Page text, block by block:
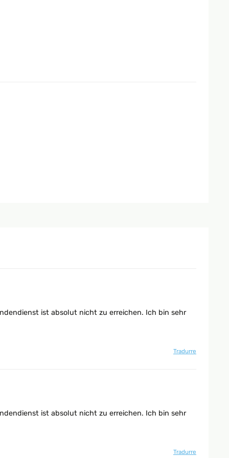
ist absolut nicht zu erreichen. Ich bin sehr
Tradurre
ist absolut nicht zu erreichen. Ich bin sehr
Tradurre